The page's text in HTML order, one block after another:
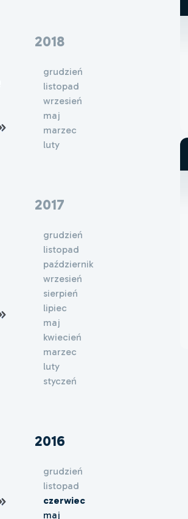
2018
grudzień
listopad
wrzesień
maj
marzec
luty
2017
grudzień
listopad
październik
wrzesień
sierpień
lipiec
maj
kwiecień
marzec
luty
styczeń
2016
grudzień
listopad
czerwiec
maj